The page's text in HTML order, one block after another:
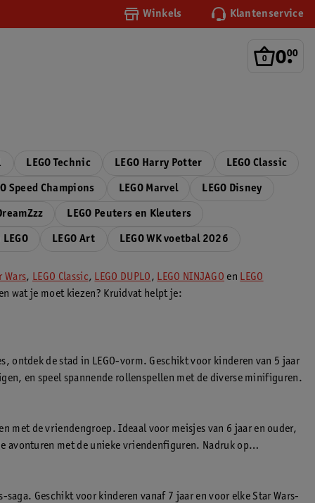
Winkels Klantenservice
0.
00
LEGO Technic LEGO Harry Potter LEGO Classic
Speed Champions LEGO Marvel LEGO Disney
LEGO Peuters en Kleuters
LEGO Art LEGO WK voetbal 2026
Wars, LEGO Classic, LEGO DUPLO, LEGO NINJAGO en LEGO
wat je moet kiezen? Kruidvat helpt je:
ontdek de stad in LEGO-vorm. Geschikt voor kinderen van 5 jaar
en speel spannende rollenspellen met de diverse minifiguren.
met de vriendengroep. Ideaal voor meisjes van 6 jaar en ouder,
avonturen met de unieke vriendenfiguren. Nadruk op
Geschikt voor kinderen vanaf 7 jaar en voor elke Star Wars-